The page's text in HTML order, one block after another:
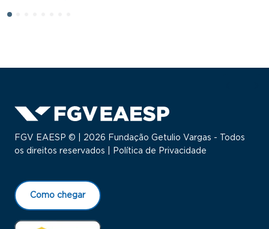
FGV EAESP © | 2026 Fundação Getulio Vargas - Todos
os direitos reservados |
Política de Privacidade
Como chegar